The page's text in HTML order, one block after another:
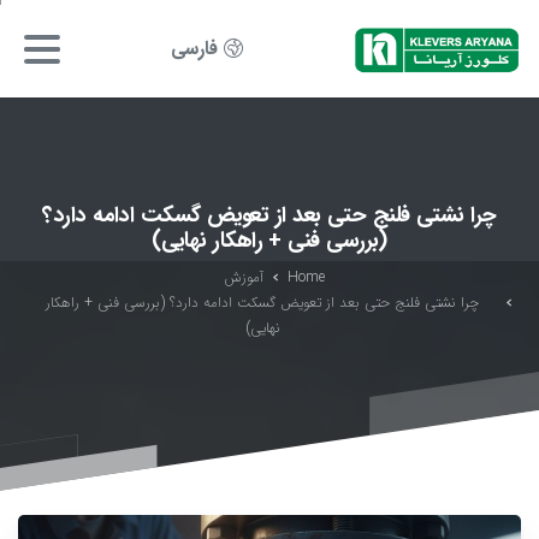
فارسی
چرا نشتی فلنج‌ حتی بعد از تعویض گسکت ادامه دارد؟
(بررسی فنی + راهکار نهایی)
Home
آموزش
چرا نشتی فلنج‌ حتی بعد از تعویض گسکت ادامه دارد؟ (بررسی فنی + راهکار
نهایی)